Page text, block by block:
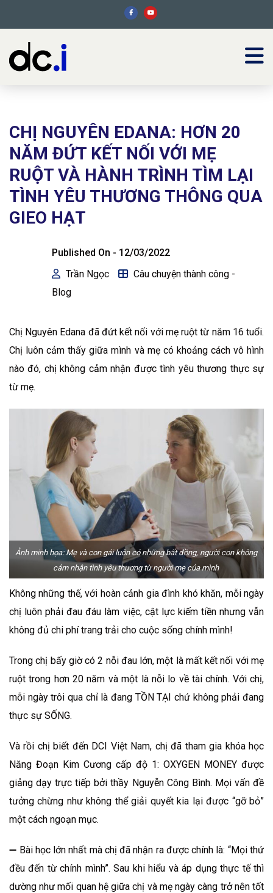
CHỊ NGUYÊN EDANA: HƠN 20
NĂM ĐỨT KẾT NỐI VỚI MẸ
RUỘT VÀ HÀNH TRÌNH TÌM LẠI
TÌNH YÊU THƯƠNG THÔNG QUA
GIEO HẠT
Published On - 12/03/2022
Trần Ngọc
Câu chuyện thành công -
Blog
Chị Nguyên Edana đã đứt kết nối với mẹ ruột từ năm 16 tuổi.
Chị luôn cảm thấy giữa mình và mẹ có khoảng cách vô hình
nào đó, chị không cảm nhận được tình yêu thương thực sự
từ mẹ.
Ảnh minh họa: Mẹ và con gái luôn có những bất đồng, người con không
cảm nhận tình yêu thương từ người mẹ của mình
Không những thế, với hoàn cảnh gia đình khó khăn, mỗi ngày
chị luôn phải đau đáu làm việc, cật lực kiếm tiền nhưng vẫn
không đủ chi phí trang trải cho cuộc sống chính mình!
Trong chị bấy giờ có 2 nỗi đau lớn, một là mất kết nối với mẹ
ruột trong hơn 20 năm và một là nỗi lo về tài chính. Với chị,
mỗi ngày trôi qua chỉ là đang TỒN TẠI chứ không phải đang
thực sự SỐNG.
Và rồi chị biết đến DCI Việt Nam, chị đã tham gia khóa học
Năng Đoạn Kim Cương cấp độ 1: OXYGEN MONEY được
giảng dạy trực tiếp bởi thầy Nguyễn Công Bình. Mọi vấn đề
tưởng chừng như không thể giải quyết kia lại được “gỡ bỏ”
một cách ngoạn mục.
➖ Bài học lớn nhất mà chị đã nhận ra được chính là: “Mọi thứ
đều đến từ chính mình”. Sau khi hiểu và áp dụng thực tế thì
dường như mối quan hệ giữa chị và mẹ ngày càng trở nên tốt